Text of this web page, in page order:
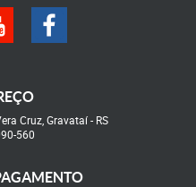
Cruz, Gravataí- RS
560